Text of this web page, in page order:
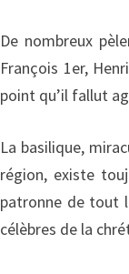
De nombreux
François 1er,
point qu’il fallut
La basilique,
région, existe
patronne de tout
célèbres de la